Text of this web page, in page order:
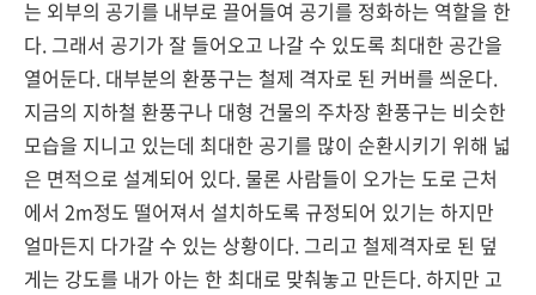
는 외부의 공기를 내부로 끌어들여 공기를 정화하는 역할을 한
다. 그래서 공기가 잘 들어오고 나갈 수 있도록 최대한 공간을
열어둔다. 대부분의 환풍구는 철제 격자로 된 커버를 씌운다.
지금의 지하철 환풍구나 대형 건물의 주차장 환풍구는 비슷한
모습을 지니고 있는데 최대한 공기를 많이 순환시키기 위해 넓
은 면적으로 설계되어 있다. 물론 사람들이 오가는 도로 근처
에서 2m정도 떨어져서 설치하도록 규정되어 있기는 하지만
얼마든지 다가갈 수 있는 상황이다. 그리고 철제격자로 된 덮
게는 강도를 내가 아는 한 최대로 맞춰놓고 만든다. 하지만 고